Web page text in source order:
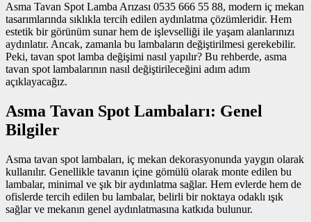
Asma Tavan Spot Lamba Arızası 0535 666 55 88, modern iç mekan
tasarımlarında sıklıkla tercih edilen aydınlatma çözümleridir. Hem
estetik bir görünüm sunar hem de işlevselliği ile yaşam alanlarınızı
aydınlatır. Ancak, zamanla bu lambaların değiştirilmesi gerekebilir.
Peki, tavan spot lamba değişimi nasıl yapılır? Bu rehberde, asma
tavan spot lambalarının nasıl değiştirileceğini adım adım
açıklayacağız.
Asma Tavan Spot Lambaları: Genel
Bilgiler
Asma tavan spot lambaları, iç mekan dekorasyonunda yaygın olarak
kullanılır. Genellikle tavanın içine gömülü olarak monte edilen bu
lambalar, minimal ve şık bir aydınlatma sağlar. Hem evlerde hem de
ofislerde tercih edilen bu lambalar, belirli bir noktaya odaklı ışık
sağlar ve mekanın genel aydınlatmasına katkıda bulunur.